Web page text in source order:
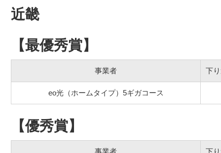
近畿
【最優秀賞】
事業者 下
eo光（ホームタイプ）5ギガコース
【優秀賞】